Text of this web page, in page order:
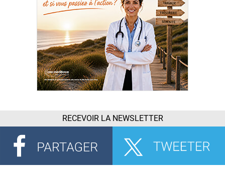
RECEVOIR LA NEWSLETTER